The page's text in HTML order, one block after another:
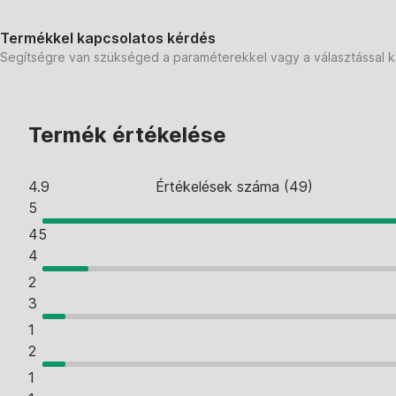
Termékkel kapcsolatos kérdés
Segítségre van szükséged a paraméterekkel vagy a választással
Termék értékelése
4.9 Értékelések száma (49)
5
45
4
2
3
1
2
1